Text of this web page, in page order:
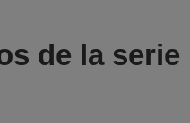
de la serie